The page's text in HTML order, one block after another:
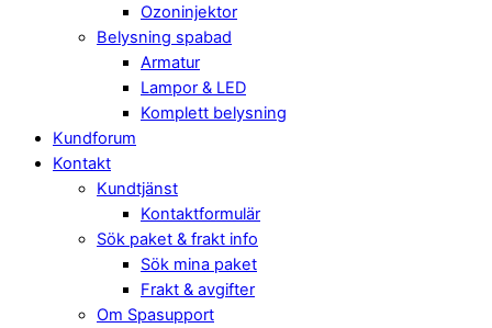
Ozoninjektor
Belysning spabad
Armatur
Lampor & LED
Komplett belysning
Kundforum
Kontakt
Kundtjänst
Kontaktformulär
Sök paket & frakt info
Sök mina paket
Frakt & avgifter
Om Spasupport